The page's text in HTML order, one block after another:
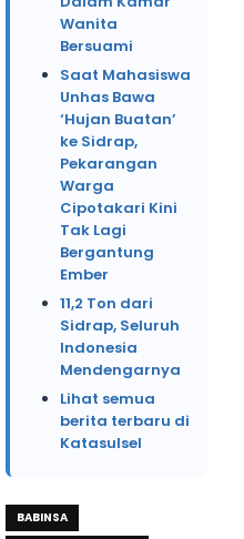
Wanita
Bersuami
Saat Mahasiswa
Unhas Bawa
‘Hujan Buatan’
ke Sidrap,
Pekarangan
Warga
Cipotakari Kini
Tak Lagi
Bergantung
Ember
11,2 Ton dari
Sidrap, Seluruh
Indonesia
Mendengarnya
Lihat semua
berita terbaru di
Katasulsel
BABINSA